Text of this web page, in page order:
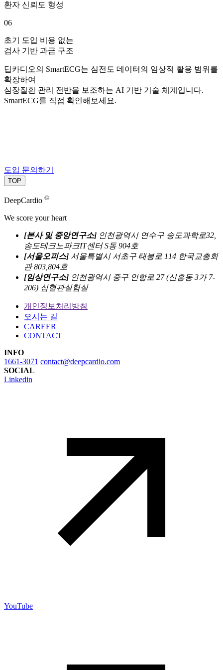
환자 신뢰도 형성
06
초기 도입 비용 없는
검사 기반 과금 구조
딥카디오의 SmartECG는 심전도 데이터의 임상적 활용 범위를
확장하여
심장질환 관리 전반을 보조하는 AI 기반 기술 체계입니다.
SmartECG를 직접 확인해보세요.
도입 문의하기
TOP
DeepCardio ©
We score your heart
[본사 및 중앙연구소] 인천광역시 연수구 송도과학로32,
송도테크노파크IT센터 S동 904호
[서울오피스] 서울특별시 서초구 태봉로 114 한국교총회
관 803,804호
[임상연구소] 인천광역시 중구 인항로 27 (신흥동 3가 7-
206) 심혈관실험실
개인정보처리방침
오시는 길
CAREER
CONTACT
INFO
1661-3071 contact@deepcardio.com
SOCIAL
Linkedin
YouTube